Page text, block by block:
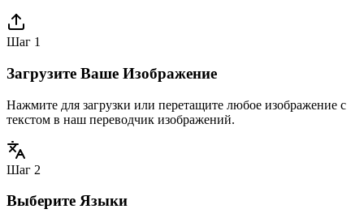
Шаг 1
Загрузите Ваше Изображение
Нажмите для загрузки или перетащите любое изображение с
текстом в наш переводчик изображений.
Шаг 2
Выберите Языки